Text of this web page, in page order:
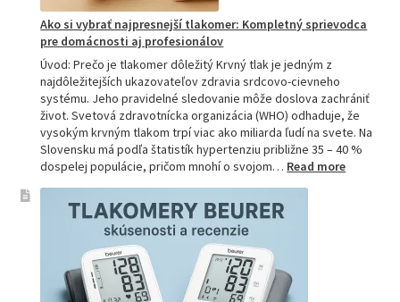
Ako si vybrať najpresnejší tlakomer: Kompletný sprievodca
pre domácnosti aj profesionálov
Úvod: Prečo je tlakomer dôležitý Krvný tlak je jedným z
najdôležitejších ukazovateľov zdravia srdcovo-cievneho
systému. Jeho pravidelné sledovanie môže doslova zachrániť
život. Svetová zdravotnícka organizácia (WHO) odhaduje, že
vysokým krvným tlakom trpí viac ako miliarda ľudí na svete. Na
Slovensku má podľa štatistík hypertenziu približne 35 – 40 %
dospelej populácie, pričom mnohí o svojom… Read more: